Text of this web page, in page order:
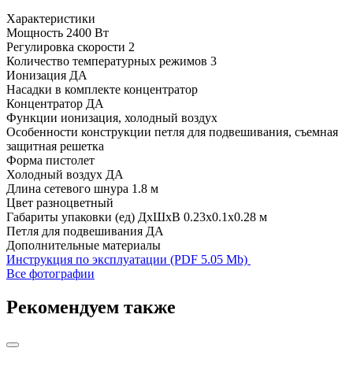
Характеристики
Мощность 2400 Вт
Регулировка скорости 2
Количество температурных режимов 3
Ионизация ДА
Насадки в комплекте концентратор
Концентратор ДА
Функции ионизация, холодный воздух
Особенности конструкции петля для подвешивания, съемная
защитная решетка
Форма пистолет
Холодный воздух ДА
Длина сетевого шнура 1.8 м
Цвет разноцветный
Габариты упаковки (ед) ДхШхВ 0.23x0.1x0.28 м
Петля для подвешивания ДА
Дополнительные материалы
Инструкция по эксплуатации (PDF 5.05 Mb)
Все фотографии
Рекомендуем также